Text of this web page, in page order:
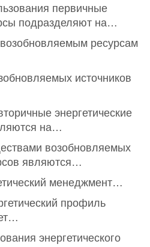
первичные
подразделяют на…
ресурсам
источников
энергетические
на…
возобновляемых
являются…
менеджмент…
профиль
энергетического